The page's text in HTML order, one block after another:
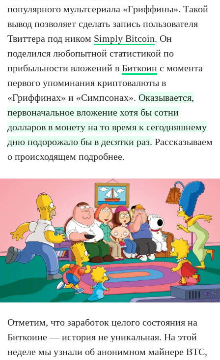
популярного мультсериала «Гриффины». Такой
вывод позволяет сделать запись пользователя
Твиттера под ником Simply Bitcoin. Он
поделился любопытной статистикой по
прибыльности вложений в Биткоин с момента
первого упоминания криптовалюты в
«Гриффинах» и «Симпсонах». Оказывается,
первоначальное вложение хотя бы сотни
долларов в монету на то время к сегодняшнему
дню подорожало бы в десятки раз. Рассказываем
о происходящем подробнее.
Отметим, что заработок целого состояния на
Биткоине — история не уникальная. На этой
неделе мы узнали об анонимном майнере BTC,